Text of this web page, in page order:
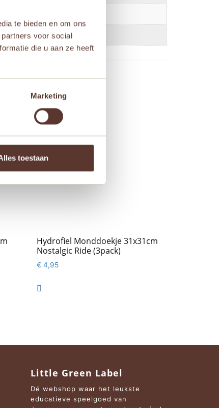
te bieden en om ons
voor social
die u aan ze heeft
Marketing
toestaan
Hydrofiel Monddoekje 31x31cm
Nostalgic Ride (3pack)
€ 4,95

Little Green Label
Dé webshop waar het leukste
educatieve speelgoed van